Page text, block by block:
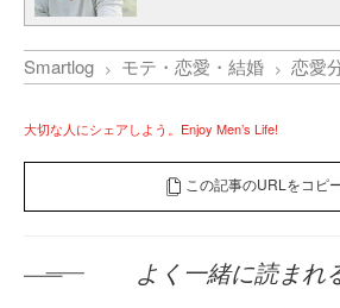
Smartlog モテ・恋愛・結婚 恋愛
大切な人にシェアしよう。Enjoy Men’s Life!
この記事のURLをコピ
よく一緒に読まれ